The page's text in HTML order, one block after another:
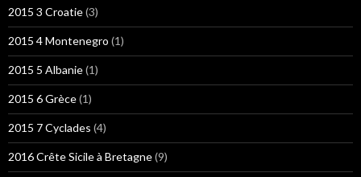
2015 3 Croatie(3)
2015 4 Montenegro (1)
2015 5 Albanie(1)
2015 6 Grèce(1)
2015 7 Cyclades (4)
2016 Crête Sicile à Bretagne(9)